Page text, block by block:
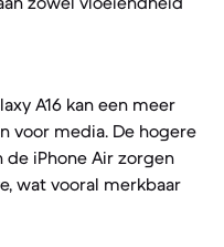
A16 kan een meer
voor media. De hogere
iPhone Air zorgen
wat vooral merkbaar